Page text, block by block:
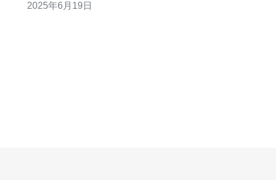
器电商的优势以及如何利用其打造您的线上商城。 站群服
2025年6月19日